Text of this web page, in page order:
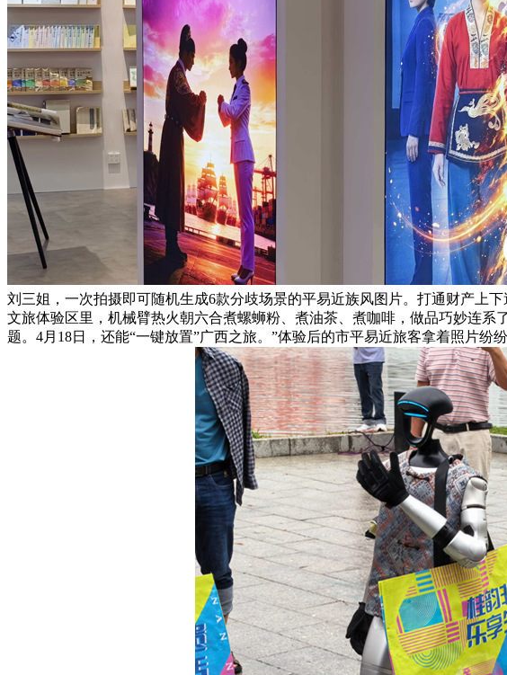
刘三姐，一次拍摄即可随机生成6款分歧场景的平易近族风图片。打通财产上
文旅体验区里，机械臂热火朝六合煮螺蛳粉、煮油茶、煮咖啡，做品巧妙连
题。4月18日，还能“一键放置”广西之旅。”体验后的市平易近旅客拿着照片